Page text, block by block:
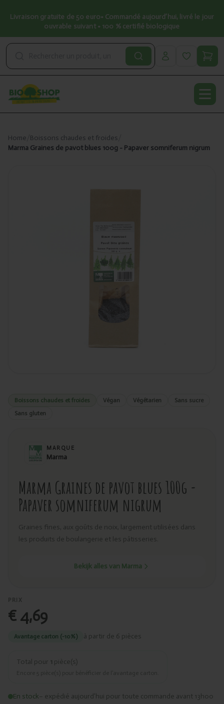
Livraison gratuite de 50 euro• Commandé aujourd’hui, livré le jour
ouvrable suivant • 100 % certifié biologique
Home Boissons chaudes et froides
Marma Graines de pavot blues 100g - Papaver somniferum nigrum
Boissons chaudes et froides Végan Végétarien
Sans sucre
Sans gluten
MARQUE
Marma
Marma Graines de pavot blues 100g -
Papaver somniferum nigrum
Graines fines, aux goûts de noix, largement utilisées dans
les produits de boulangerie et les pâtisseries.
Bekijk alles van Marma
PRIX
€ 4,69
Avantage carton (-10%) à partir de 6 pièces
Total pour 1 pièce(s)
En stock– expédié aujourd’hui pour toute commande avant 13h00